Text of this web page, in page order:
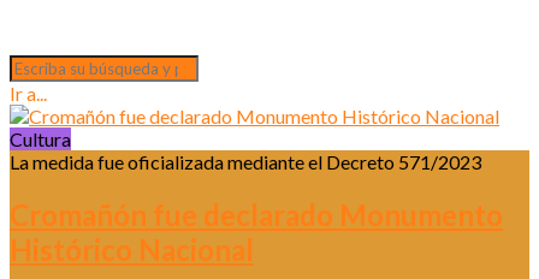
Ir a...
Cultura
La medida fue oficializada mediante el Decreto 571/2023
Cromañón fue declarado Monumento
Histórico Nacional